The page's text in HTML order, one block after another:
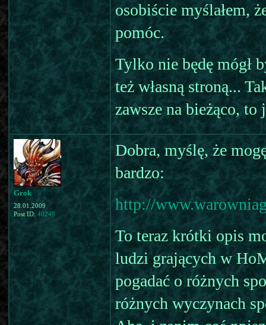
osobiście myślałem,
pomóc.
Tylko nie będę mógł
też własną stroną...
zawsze na bieżąco, to
Grok
28.01.2009
Post ID: 40249
Dobra, myślę, że
bardzo:
http://
To teraz krótki opis
ludzi grających w
pogadać o różnych
różnych wyczynach